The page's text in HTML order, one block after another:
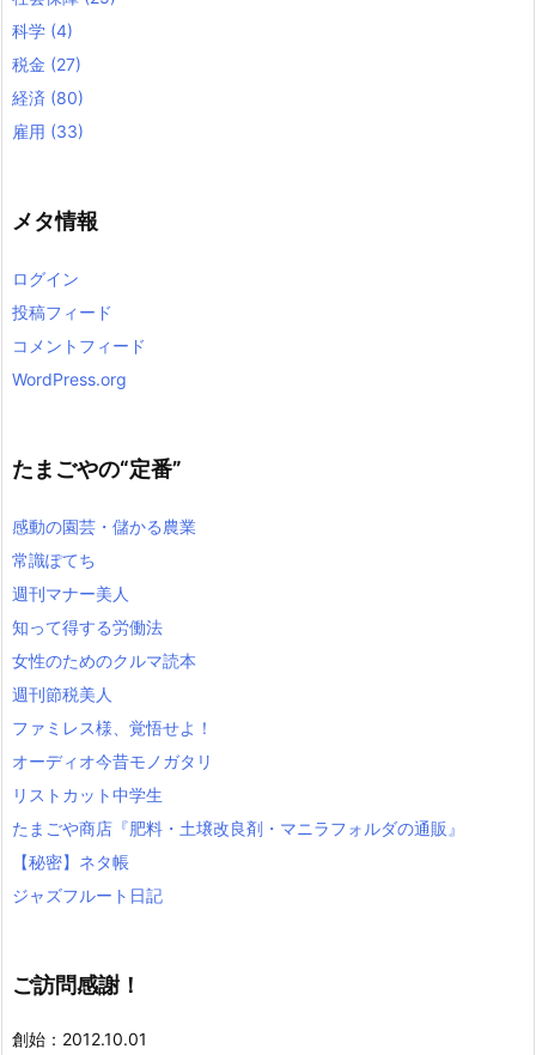
科学 (4)
税金 (27)
経済 (80)
雇用 (33)
メタ情報
ログイン
投稿フィード
コメントフィード
WordPress.org
たまごやの“定番”
感動の園芸・儲かる農業
常識ぽてち
週刊マナー美人
知って得する労働法
女性のためのクルマ読本
週刊節税美人
ファミレス様、覚悟せよ！
オーディオ今昔モノガタリ
リストカット中学生
たまごや商店『肥料・土壌改良剤・マニラフォルダの通販』
【秘密】ネタ帳
ジャズフルート日記
ご訪問感謝！
創始：2012.10.01